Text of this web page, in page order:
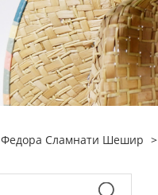
Федора Сламнати Шешир >